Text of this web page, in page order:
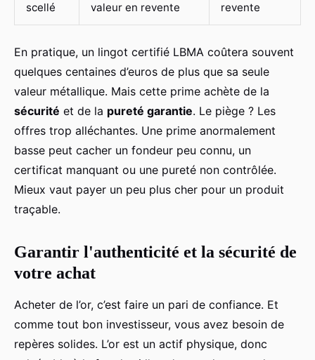
scellé
valeur en revente
revente
En pratique, un lingot certifié LBMA coûtera souvent
quelques centaines d’euros de plus que sa seule
valeur métallique. Mais cette prime achète de la
sécurité et de la pureté garantie. Le piège ? Les
offres trop alléchantes. Une prime anormalement
basse peut cacher un fondeur peu connu, un
certificat manquant ou une pureté non contrôlée.
Mieux vaut payer un peu plus cher pour un produit
traçable.
Garantir l'authenticité et la sécurité de
votre achat
Acheter de l’or, c’est faire un pari de confiance. Et
comme tout bon investisseur, vous avez besoin de
repères solides. L’or est un actif physique, donc